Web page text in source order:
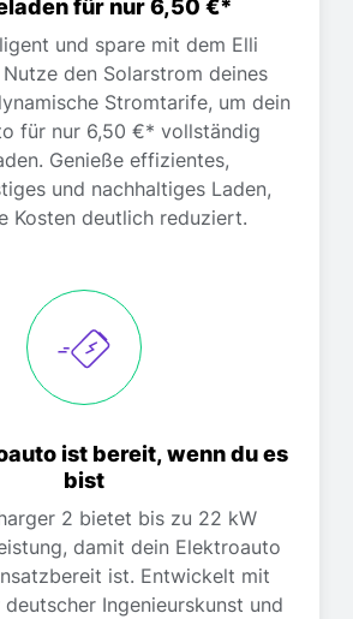
für nur 6,50 €*
und spare mit dem Elli
den Solarstrom deines
Stromtarife, um dein
für nur 6,50 €* vollständig
Genieße effizientes,
und nachhaltiges Laden,
Kosten deutlich reduziert.
ist bereit, wenn du es
bist
2 bietet bis zu 22 kW
damit dein Elektroauto
ist. Entwickelt mit
Ingenieurskunst und